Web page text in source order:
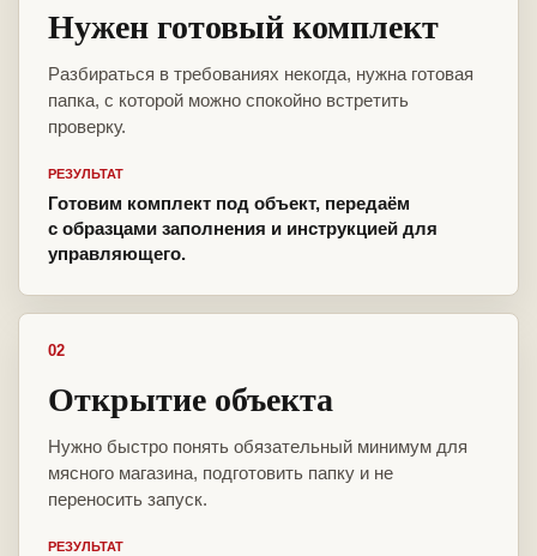
Нужен готовый комплект
Разбираться в требованиях некогда, нужна готовая
папка, с которой можно спокойно встретить
проверку.
РЕЗУЛЬТАТ
Готовим комплект под объект, передаём
с образцами заполнения и инструкцией для
управляющего.
02
Открытие объекта
Нужно быстро понять обязательный минимум для
мясного магазина, подготовить папку и не
переносить запуск.
РЕЗУЛЬТАТ